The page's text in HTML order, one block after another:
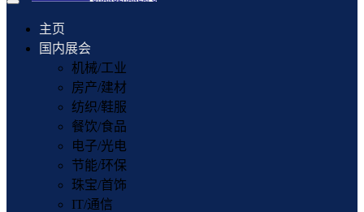
Toggle
navigation
主页
国内展会
机械/工业
房产/建材
纺织/鞋服
餐饮/食品
电子/光电
节能/环保
珠宝/首饰
IT/通信